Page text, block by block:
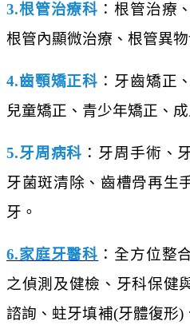
3.根管治療科 ：根管治療
根管內顯微治療、根管異物
4.齒顎矯正科 ：牙齒矯正
兒童矯正、青少年矯正、成
5.牙周病科 ：牙周手術、
牙菌斑清除、齒槽骨再生
牙。
6.家庭牙醫科 ：全方位整
之偵測及健檢、牙科保健
諮詢、蛀牙填補(牙體復形